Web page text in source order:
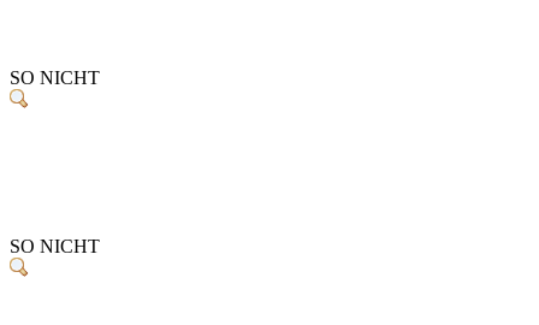
SO NICHT
SO NICHT